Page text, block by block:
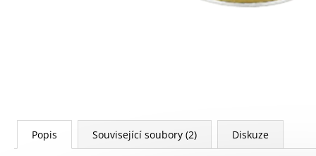
Popis Související soubory (2) Diskuze